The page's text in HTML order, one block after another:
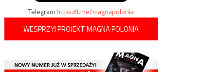
Telegramhttps://t.me/magnapolonia
WESPRZYJ PROJEKT MAGNA POLONIA